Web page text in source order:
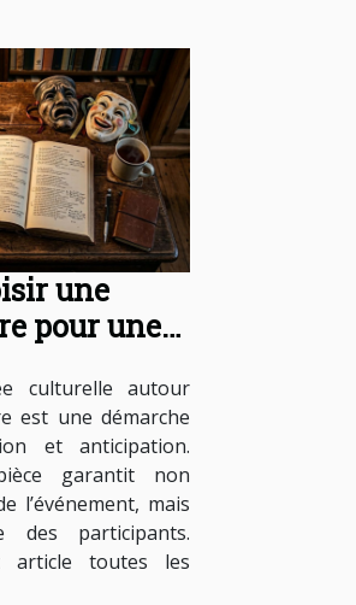
une
pour une
culturelle autour
est une démarche
et anticipation.
garantit non
l’événement, mais
des participants.
article toutes les